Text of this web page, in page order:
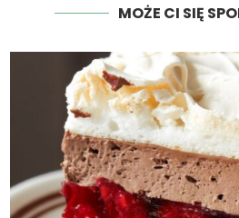
MOŻE CI SIĘ